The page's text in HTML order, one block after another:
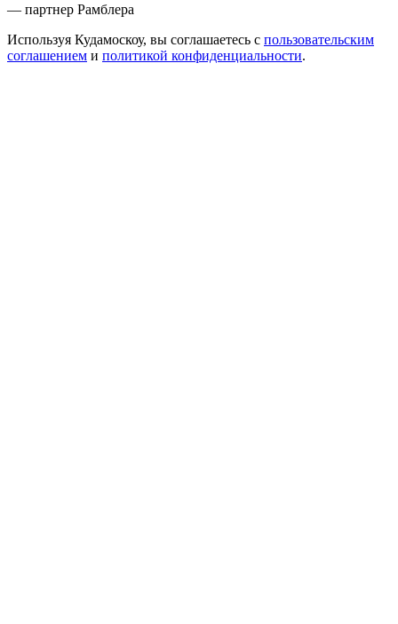
— партнер Рамблера
Используя Кудамоскоу, вы соглашаетесь с пользовательским
соглашением и политикой конфиденциальности.